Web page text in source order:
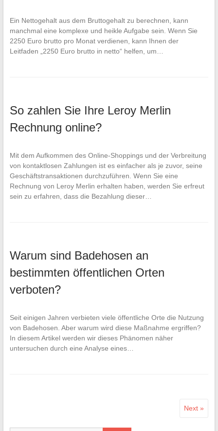
Ein Nettogehalt aus dem Bruttogehalt zu berechnen, kann
manchmal eine komplexe und heikle Aufgabe sein. Wenn Sie
2250 Euro brutto pro Monat verdienen, kann Ihnen der
Leitfaden „2250 Euro brutto in netto“ helfen, um…
So zahlen Sie Ihre Leroy Merlin
Rechnung online?
Mit dem Aufkommen des Online-Shoppings und der Verbreitung
von kontaktlosen Zahlungen ist es einfacher als je zuvor, seine
Geschäftstransaktionen durchzuführen. Wenn Sie eine
Rechnung von Leroy Merlin erhalten haben, werden Sie erfreut
sein zu erfahren, dass die Bezahlung dieser…
Warum sind Badehosen an
bestimmten öffentlichen Orten
verboten?
Seit einigen Jahren verbieten viele öffentliche Orte die Nutzung
von Badehosen. Aber warum wird diese Maßnahme ergriffen?
In diesem Artikel werden wir dieses Phänomen näher
untersuchen durch eine Analyse eines…
Next »